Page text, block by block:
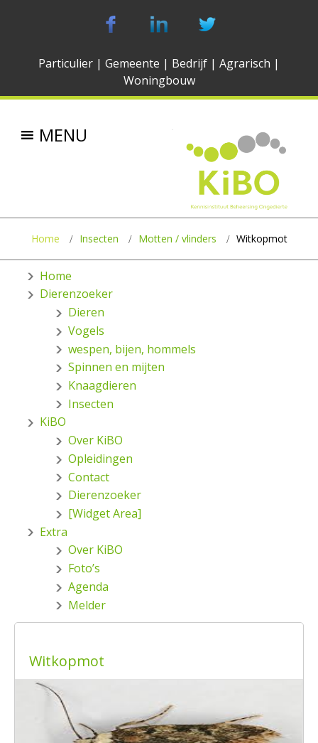
Particulier | Gemeente | Bedrijf | Agrarisch |
Woningbouw
MENU
Home Insecten Motten / vlinders Witkopmot
Home
Dierenzoeker
Dieren
Vogels
wespen, bijen, hommels
Spinnen en mijten
Knaagdieren
Insecten
KiBO
Over KiBO
Opleidingen
Contact
Dierenzoeker
[Widget Area]
Extra
Over KiBO
Foto’s
Agenda
Melder
Witkopmot